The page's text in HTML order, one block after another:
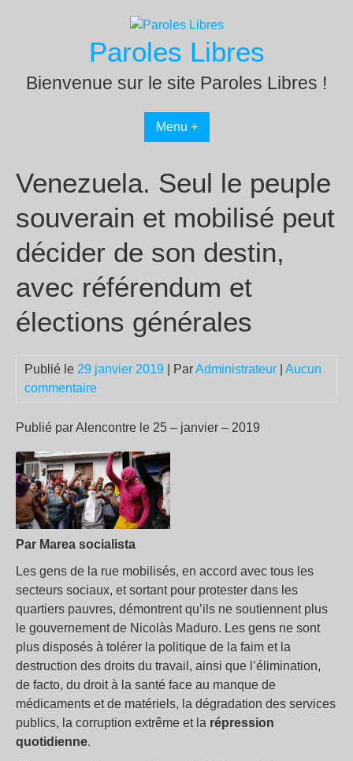
Paroles Libres
Bienvenue sur le site Paroles Libres !
Menu +
Venezuela. Seul le peuple
souverain et mobilisé peut
décider de son destin,
avec référendum et
élections générales
Publié le 29 janvier 2019 | ParAdministrateur
Aucun
commentaire
Publié par Alencontre le 25 – janvier – 2019
Par Marea socialista
Les gens de la rue mobilisés, en accord avec tous les
secteurs sociaux, et sortant pour protester dans les
quartiers pauvres, démontrent qu’ils ne soutiennent plus
le gouvernement de Nicolàs Maduro. Les gens ne sont
plus disposés à tolérer la politique de la faim et la
destruction des droits du travail, ainsi que l’élimination,
de facto, du droit à la santé face au manque de
médicaments et de matériels, la dégradation des services
publics, la corruption extrême et la répression
quotidienne.